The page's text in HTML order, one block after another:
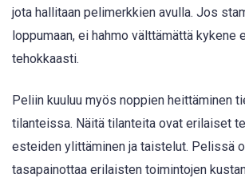
jota hallitaan pelimerkkien avulla. Jos
loppumaan, ei hahmo välttämättä kykene
tehokkaasti.
Peliin kuuluu myös noppien heittäminen
tilanteissa. Näitä tilanteita ovat erilaiset
esteiden ylittäminen ja taistelut. Pelissä
tasapainottaa erilaisten toimintojen